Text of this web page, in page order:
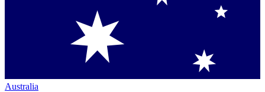
Australia